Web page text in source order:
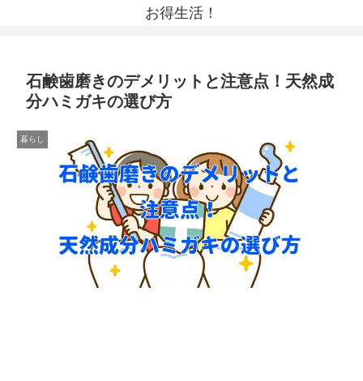
お得生活！
石鹸歯磨きのデメリットと注意点！天然成
分ハミガキの選び方
暮らし